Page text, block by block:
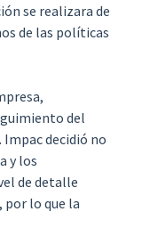
se realizara de
de las políticas
del
decidió no
y los
de detalle
lo que la